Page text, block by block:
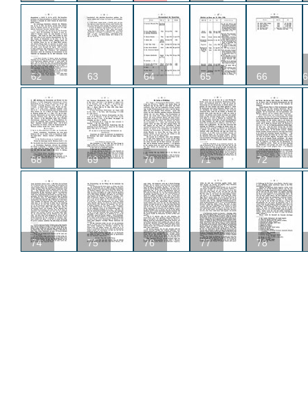
62 63 64 65 66
68 69 70 71 72
74 75 76 77 78